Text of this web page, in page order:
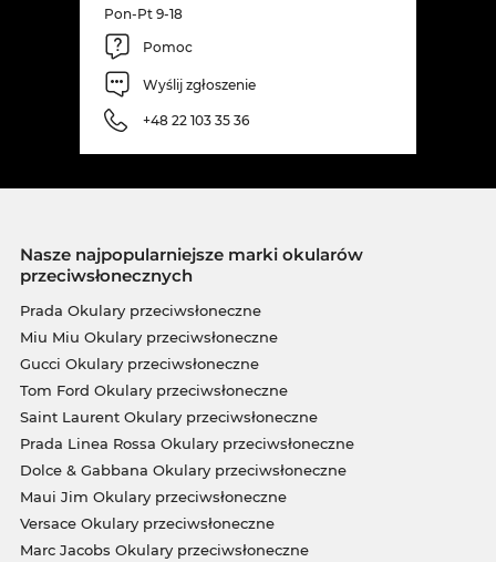
promocyjną, jest u nas standardem cenowym.
Pon-Pt 9-18
Pomoc
Wyślij zgłoszenie
+48 22 103 35 36
Nasze najpopularniejsze marki okularów
przeciwsłonecznych
Prada Okulary przeciwsłoneczne
Miu Miu Okulary przeciwsłoneczne
Gucci Okulary przeciwsłoneczne
Tom Ford Okulary przeciwsłoneczne
Saint Laurent Okulary przeciwsłoneczne
Prada Linea Rossa Okulary przeciwsłoneczne
Dolce & Gabbana Okulary przeciwsłoneczne
Maui Jim Okulary przeciwsłoneczne
Versace Okulary przeciwsłoneczne
Marc Jacobs Okulary przeciwsłoneczne